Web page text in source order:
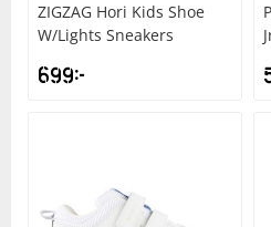
ZIGZAG Hori Kids Shoe
W/Lights Sneakers
699kr